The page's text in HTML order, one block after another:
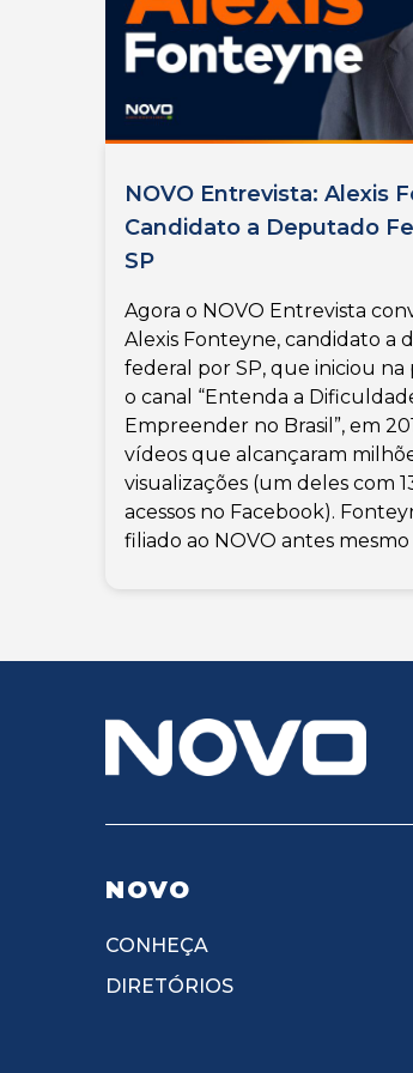
NOVO Entrevista: Alexis
Candidato a Deputado
SP
Agora o NOVO Entrevista
Alexis Fonteyne, candidato a
federal por SP, que iniciou na
o canal “Entenda a
Empreender no Brasil”, em
vídeos que alcançaram
visualizações (um deles com
acessos no Facebook).
filiado ao NOVO antes mesmo
NOVO
CONHEÇA
DIRETÓRIOS